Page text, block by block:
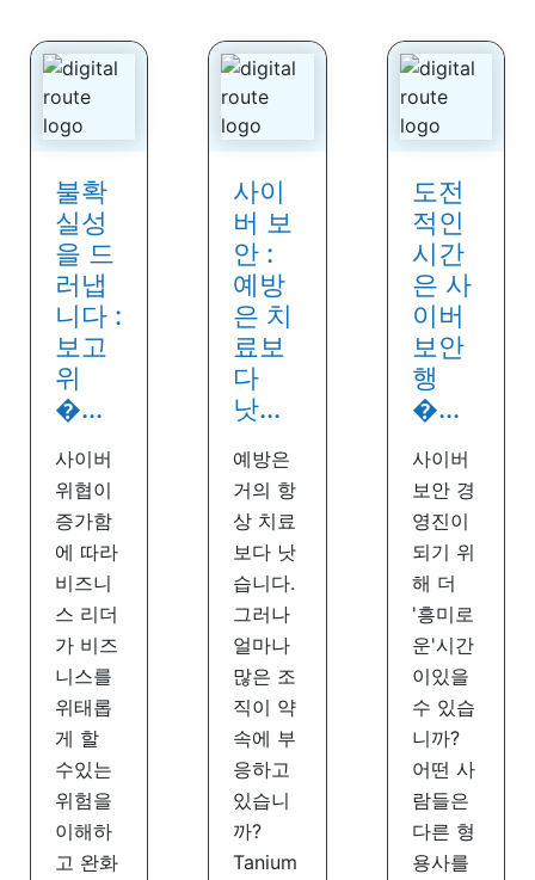
불확
실성
을 드
러냅
니다 :
보고
위
�...
사이버
위협이
증가함
에 따라
비즈니
스 리더
가 비즈
니스를
위태롭
게 할
수있는
위험을
이해하
고 완화
사이
버 보
안 :
예방
은 치
료보
다
낫...
예방은
거의 항
상 치료
보다 낫
습니다.
그러나
얼마나
많은 조
직이 약
속에 부
응하고
있습니
까?
Tanium
도전
적인
시간
은 사
이버
보안
행
�...
사이버
보안 경
영진이
되기 위
해 더
'흥미로
운'시간
이있을
수 있습
니까?
어떤 사
람들은
다른 형
용사를